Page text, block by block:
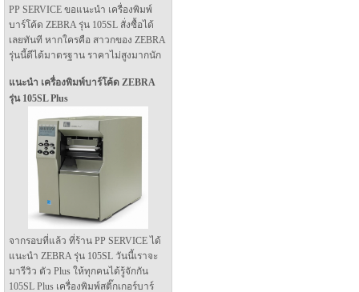
PP SERVICE ขอแนะนำ เครื่องพิมพ์
บาร์โค้ด ZEBRA รุ่น 105SL สั่งซื้อได้
เลยทันที หากใครคือ สาวกของ ZEBRA
รุ่นนี้ดีได้มาตรฐาน ราคาไม่สูงมากนัก
แนะนำ เครื่องพิมพ์บาร์โค้ด ZEBRA
รุ่น 105SL Plus
จากรอบที่แล้ว ที่ร้าน PP SERVICE ได้
แนะนำ ZEBRA รุ่น 105SL วันนี้เราจะ
มารีวิว ตัว Plus ให้ทุกคนได้รู้จักกัน
105SL Plus เครื่องพิมพ์สติ๊กเกอร์บาร์